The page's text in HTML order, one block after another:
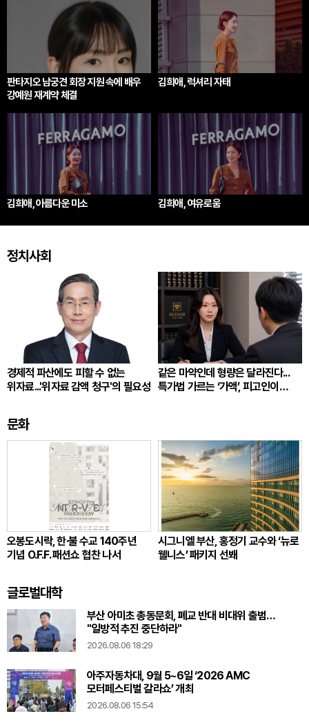
판타지오 남궁견 회장 지원 속에 배우
강예원 재계약 체결
김희애, 럭셔리 자태
김희애, 아름다운 미소 김희애, 여유로움
정치사회
경제적 파산에도 피할 수 없는
위자료...'위자료 감액 청구'의 필요성
같은 마약인데 형량은 달라진다...
특가법 가르는 ‘가액’, 피고인이
문화
오봉도시락, 한·불 수교 140주년
기념 O.F.F. 패션쇼 협찬 나서
시그니엘 부산, 홍정기 교수와 ‘뉴로
웰니스’ 패키지 선봬
글로벌대학
부산 아미초 총동문회, 폐교 반대 비대위 출범…
"일방적 추진 중단하라"
2026.08.06 18:29
아주자동차대, 9월 5~6일 ‘2026 AMC
모터페스티벌 갈라쇼’ 개최
2026.08.06 15:54